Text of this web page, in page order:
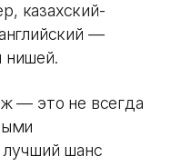
казахский-
—
нишей.
— это не всегда
шанс